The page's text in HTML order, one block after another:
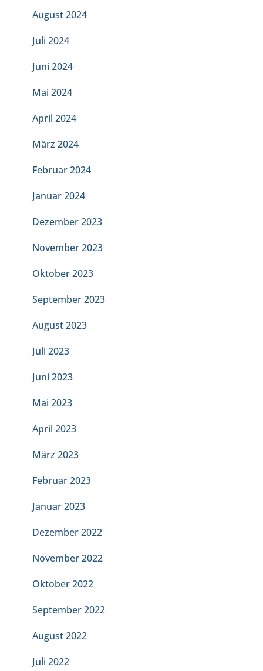
August 2024
Juli 2024
Juni 2024
Mai 2024
April 2024
März 2024
Februar 2024
Januar 2024
Dezember 2023
November 2023
Oktober 2023
September 2023
August 2023
Juli 2023
Juni 2023
Mai 2023
April 2023
März 2023
Februar 2023
Januar 2023
Dezember 2022
November 2022
Oktober 2022
September 2022
August 2022
Juli 2022